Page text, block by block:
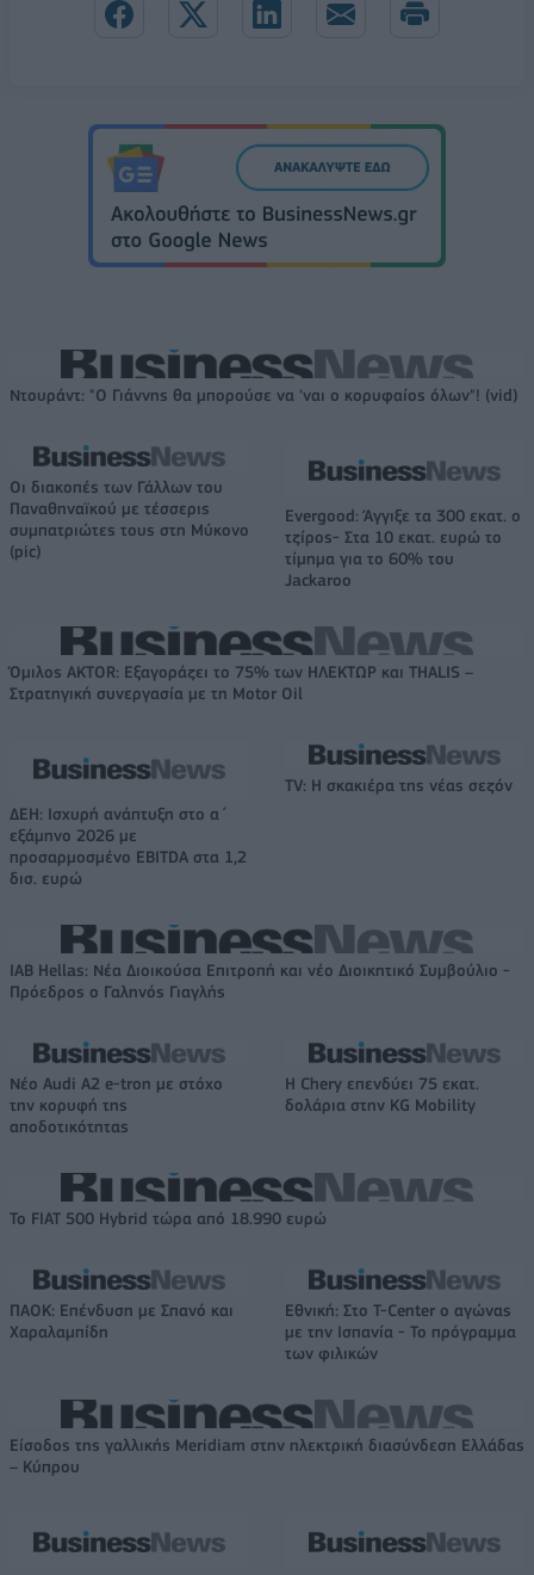
Ντουράντ: "Ο Γιάννης θα μπορούσε να 'ναι ο κορυφαίος όλων"! (vid)
Οι διακοπές των Γάλλων του
Παναθηναϊκού με τέσσερις
συμπατριώτες τους στη Μύκονο
(pic)
Evergood: Άγγιξε τα 300 εκατ. ο
τζίρος- Στα 10 εκατ. ευρώ το
τίμημα για το 60% του
Jackaroo
Όμιλος AKTOR: Εξαγοράζει το 75% των ΗΛΕΚΤΩΡ και THALIS –
Στρατηγική συνεργασία με τη Motor Oil
ΔΕΗ: Ισχυρή ανάπτυξη στο α΄
εξάμηνο 2026 με
προσαρμοσμένο EBITDA στα 1,2
δισ. ευρώ
TV: Η σκακιέρα της νέας σεζόν
IAB Hellas: Νέα Διοικούσα Επιτροπή και νέο Διοικητικό Συμβούλιο -
Πρόεδρος ο Γαληνός Γιαγλής
Νέο Audi A2 e-tron με στόχο
την κορυφή της
αποδοτικότητας
Η Chery επενδύει 75 εκατ.
δολάρια στην KG Mobility
Το FIAT 500 Hybrid τώρα από 18.990 ευρώ
ΠΑΟΚ: Επένδυση με Σπανό και
Χαραλαμπίδη
Εθνική: Στο T-Center ο αγώνας
με την Ισπανία - Το πρόγραμμα
των φιλικών
Είσοδος της γαλλικής Meridiam στην ηλεκτρική διασύνδεση Ελλάδας
– Κύπρου